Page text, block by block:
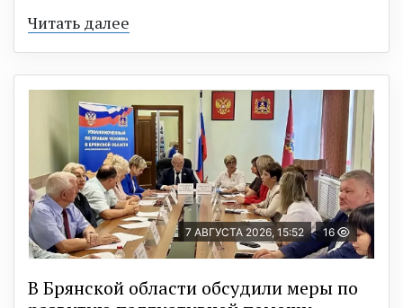
Читать далее
7 АВГУСТА 2026, 15:52 16
В Брянской области обсудили меры по